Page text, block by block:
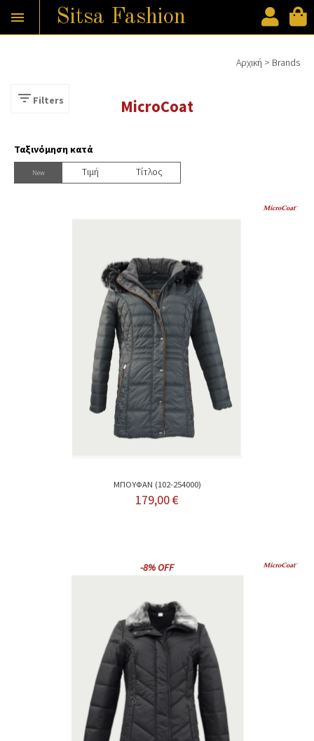
Sitsa Fashion

Αρχική > Brands
MicroCoat
 Filters
Ταξινόμηση κατά
New Tιμή Τίτλος
ΜΠΟΥΦΑΝ (102-254000)
179,00 €
-8% OFF